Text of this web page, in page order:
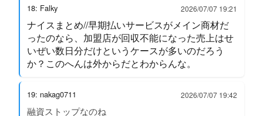
18: Falky 2026/07/07 19:21
ナイスまとめ//早期払いサービスがメイン商材だ
ったのなら、加盟店が回収不能になった売上はせ
いぜい数日分だけというケースが多いのだろう
か？このへんは外からだとわからんな。
19: nakag0711 2026/07/07 19:42
融資ストップなのね